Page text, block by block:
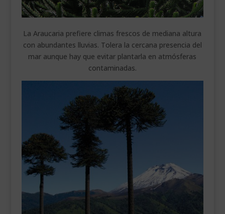
La Araucaria prefiere climas frescos de mediana altura
con abundantes lluvias. Tolera la cercana presencia del
mar aunque hay que evitar plantarla en atmósferas
contaminadas.